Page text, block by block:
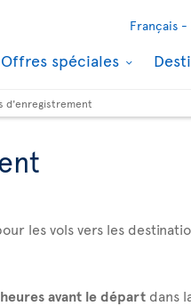
Français -
Offres spéciales
d'enregistrement
les vols vers les
avant le départ dans